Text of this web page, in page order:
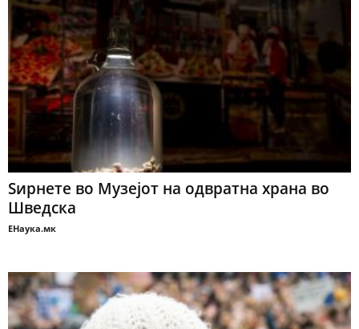
Ѕирнете во Музејот на одвратна храна во
Шведска
ЕНаука.мк